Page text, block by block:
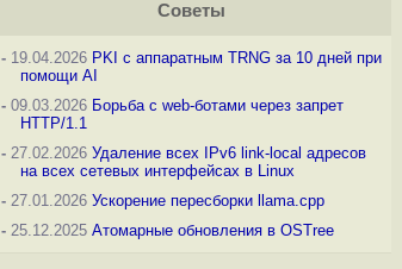
Советы
-19.04.2026 PKI с аппаратным TRNG за 10 дней при
помощи AI
-09.03.2026 Борьба с web-ботами через запрет
HTTP/1.1
-27.02.2026 Удаление всех IPv6 link-local адресов
на всех сетевых интерфейсах в Linux
-27.01.2026 Ускорение пересборки llama.cpp
-25.12.2025 Атомарные обновления в OSTree